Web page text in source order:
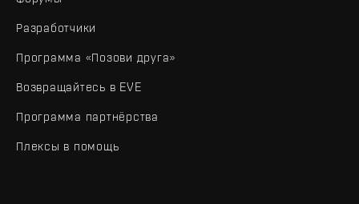
Разработчики
Программа «Позови друга»
Возвращайтесь в EVE
Программа партнёрства
Плексы в помощь